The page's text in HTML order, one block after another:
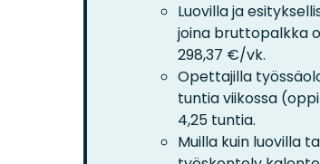
Luovilla ja
joina bruttopalkka
298,37 €/vk.
Opettajilla
tuntia viikossa
4,25 tuntia.
Muilla kuin luovilla